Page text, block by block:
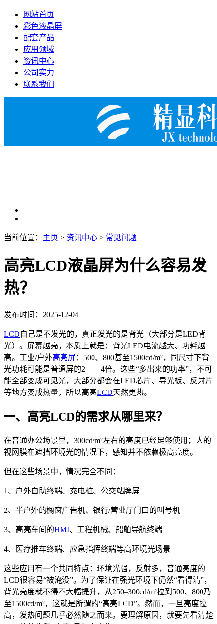
网站首页
彩色液晶屏
配套产品
应用领域
资讯中心
公司实力
联系我们
当前位置： 主页 > 资讯中心 > 常见问题
高亮LCD液晶屏为什么容易发
热？
发布时间：2025-12-04
LCD自己是不发光的，真正发光的是背光（大部分是LED背
光）。屏幕越亮，本质上就是：背光LED电流越大、功耗越
高。工业/户外高亮屏：500、800甚至1500cd/m²，同尺寸下背
光功耗可能是普通屏的2——4倍。这些“多出来的功率”，不可
能全部变成可见光，大部分都会在LED芯片、导光板、反射片
等地方变成热量，所以高亮LCD天然更热。
一、高亮LCD的需求从哪里来？
在普通办公场景里，300cd/m²左右的亮度已经足够使用；人的
视网膜在遮挡环境光的情况下，感知并不依赖极高亮度。
但在这些场景中，情况完全不同：
1、户外自助终端、充电桩、公交站牌屏
2、半户外的橱窗广告机、银行/营业厅门口的叫号机
3、高亮车间的HMI、工程机械、船舶导航终端
4、医疗推车终端、应急指挥终端等高环境光场景
这些应用有一个共同特点：环境光强，反射多，普通亮度的
LCD很容易“被淹没”。为了保证在强光环境下仍然“看得清”，
背光亮度就不得不大幅提升，从250–300cd/m²拉到500、800乃
至1500cd/m²，这就是所谓的“高亮LCD”。然而，一旦亮度拉
高，发热问题几乎必然随之而来。要理解原因，就要先看清楚